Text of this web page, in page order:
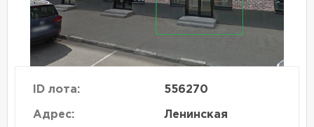
ID лота: 556270
Адрес:
Ленинская